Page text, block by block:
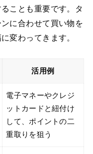
ことも重要です。タ
に合わせて買い物を
変わってきます。
活用例
電子マネーやクレジ
ットカードと紐付け
して、ポイントの二
重取りを狙う